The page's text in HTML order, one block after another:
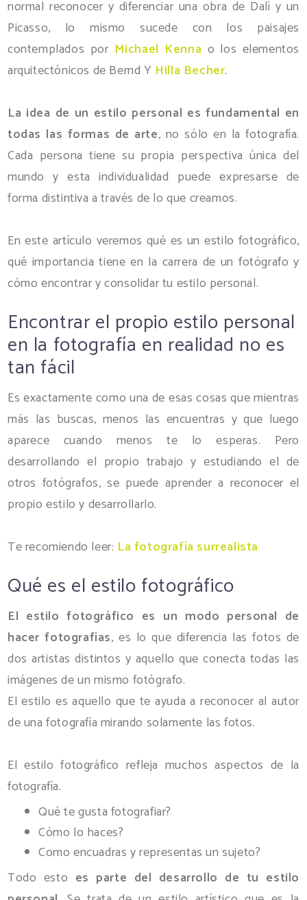
normal reconocer y diferenciar una obra de Dalì y un
Picasso, lo mismo sucede con los paisajes
contemplados por Michael Kenna o los elementos
arquitectónicos de Bernd Y Hilla Becher.
La idea de un estilo personal es fundamental en
todas las formas de arte, no sólo en la fotografía.
Cada persona tiene su propia perspectiva única del
mundo y esta individualidad puede expresarse de
forma distintiva a través de lo que creamos.
En este artículo veremos qué es un estilo fotográfico,
qué importancia tiene en la carrera de un fotógrafo y
cómo encontrar y consolidar tu estilo personal.
Encontrar el propio estilo personal
en la fotografía en realidad no es
tan fácil
Es exactamente como una de esas cosas que mientras
más las buscas, menos las encuentras y que luego
aparece cuando menos te lo esperas. Pero
desarrollando el propio trabajo y estudiando el de
otros fotógrafos, se puede aprender a reconocer el
propio estilo y desarrollarlo.
Te recomiendo leer: La fotografía surrealista
Qué es el estilo fotográfico
El estilo fotográfico es un modo personal de
hacer fotografías, es lo que diferencia las fotos de
dos artistas distintos y aquello que conecta todas las
imágenes de un mismo fotógrafo.
El estilo es aquello que te ayuda a reconocer al autor
de una fotografía mirando solamente las fotos.
El estilo fotográfico refleja muchos aspectos de la
fotografía.
Qué te gusta fotografiar?
Cómo lo haces?
Como encuadras y representas un sujeto?
Todo esto es parte del desarrollo de tu estilo